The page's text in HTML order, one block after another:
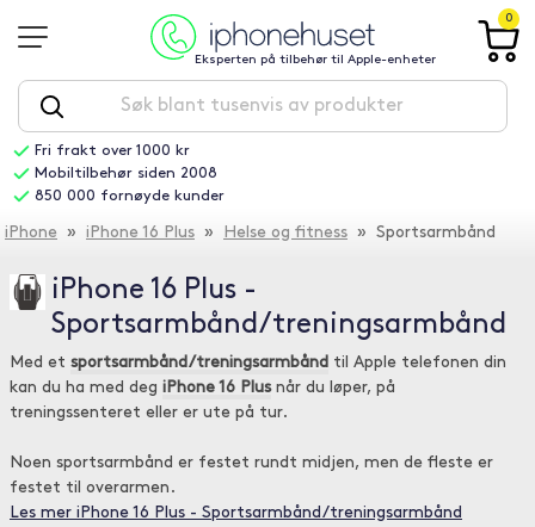
Eksperten på tilbehør til Apple-enheter
0
Fri frakt over 1000 kr
Mobiltilbehør siden 2008
850 000 fornøyde kunder
iPhone » iPhone 16 Plus » Helse og fitness » Sportsarmbånd
iPhone 16 Plus -
Sportsarmbånd/treningsarmbånd
Med et sportsarmbånd/treningsarmbånd til Apple telefonen din
kan du ha med deg iPhone 16 Plusnår du løper, på
treningssenteret eller er ute på tur.
Noen sportsarmbånd er festet rundt midjen, men de fleste er
festet til overarmen.
Les mer iPhone 16 Plus - Sportsarmbånd/treningsarmbånd